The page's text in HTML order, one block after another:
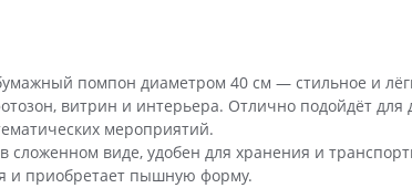
помпон диаметром 40 см — стильное и
витрин и интерьера. Отлично подойдёт для
мероприятий.
сложенном виде, удобен для хранения и
и приобретает пышную форму.